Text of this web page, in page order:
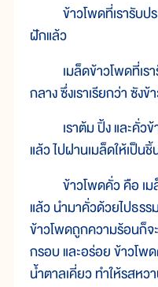
ข้าวโพดที่เรารับปร
ฝักแล้ว
เมล็ดข้าวโพดที่เรา
กลาง ซึ่งเราเรียกว่า ซังข้
เราต้ม ปิ้ง และคั่วข้า
แล้ว ไปฝานเมล็ดให้เป็น
ข้าวโพดคั่ว คือ เมล็
แล้ว นำมาคั่วด้วยไปธรร
ข้าวโพดถูกความร้อนก็จ
กรอบ และอร่อย ข้าวโพ
น้ำตาลเคี่ยว ทำให้รสห